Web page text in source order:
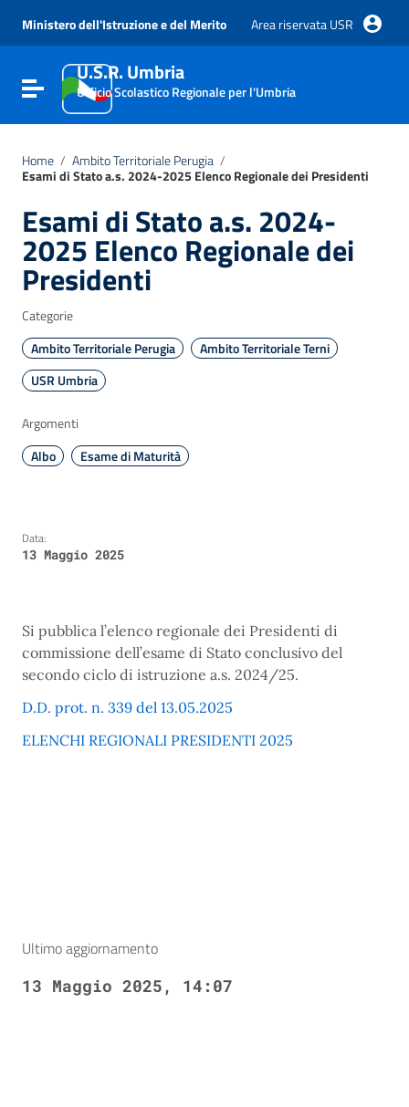
Vai al menu di navigazione
Vai al footer
Ministero dell'Istruzione e del Merito Area riservata USR
Attiva / disattiva la navigazione
U.S.R. Umbria
Ufficio Scolastico Regionale per l'Umbria
Home / Ambito Territoriale Perugia /
Esami di Stato a.s. 2024-2025 Elenco Regionale dei Presidenti
Esami di Stato a.s. 2024-
2025 Elenco Regionale dei
Presidenti
Categorie
Ambito Territoriale Perugia
Ambito Territoriale Terni
USR Umbria
Argomenti
Albo
Esame di Maturità
Data:
13 Maggio 2025
Si pubblica l’elenco regionale dei Presidenti di
commissione dell’esame di Stato conclusivo del
secondo ciclo di istruzione a.s. 2024/25.
D.D. prot. n. 339 del 13.05.2025
ELENCHI REGIONALI PRESIDENTI 2025
Ultimo aggiornamento
13 Maggio 2025, 14:07